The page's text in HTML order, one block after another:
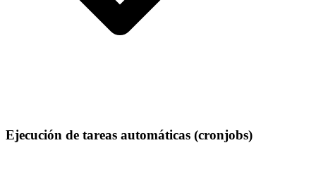
Ejecución de tareas automáticas (cronjobs)